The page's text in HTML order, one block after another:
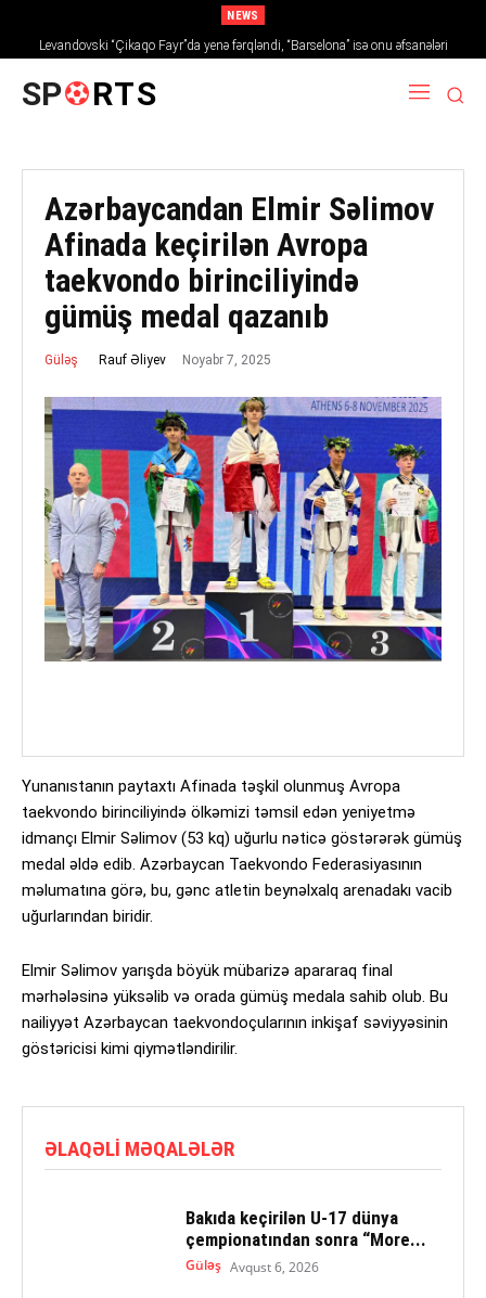
NEWS
Levandovski “Çikaqo Fayr”da yenə fərqləndi, “Barselona” isə onu əfsanələri
sırasına daxil etdi
SP RTS
Azərbaycandan Elmir Səlimov
Afinada keçirilən Avropa
taekvondo birinciliyində
gümüş medal qazanıb
Güləş Rauf Əliyev Noyabr 7, 2025
Yunanıstanın paytaxtı Afinada təşkil olunmuş Avropa
taekvondo birinciliyində ölkəmizi təmsil edən yeniyetmə
idmançı Elmir Səlimov (53 kq) uğurlu nəticə göstərərək gümüş
medal əldə edib. Azərbaycan Taekvondo Federasiyasının
məlumatına görə, bu, gənc atletin beynəlxalq arenadakı vacib
uğurlarından biridir.
Elmir Səlimov yarışda böyük mübarizə apararaq final
mərhələsinə yüksəlib və orada gümüş medala sahib olub. Bu
nailiyyət Azərbaycan taekvondoçularının inkişaf səviyyəsinin
göstəricisi kimi qiymətləndirilir.
ƏLAQƏLI MƏQALƏLƏR
Bakıda keçirilən U-17 dünya
çempionatından sonra “More...
Güləş Avqust 6, 2026